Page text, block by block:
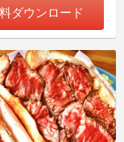
ダウンロード